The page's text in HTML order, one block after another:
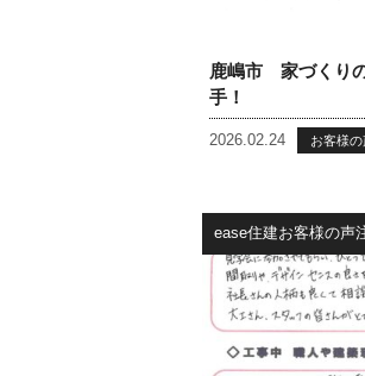
鹿嶋市 家づくり
手！
2026.02.24 お客様の
ease住建お客様の声